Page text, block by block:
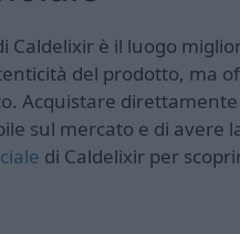
Caldelixir è il luogo
del prodotto, ma
Acquistare
sul mercato e di avere
di Caldelixir per